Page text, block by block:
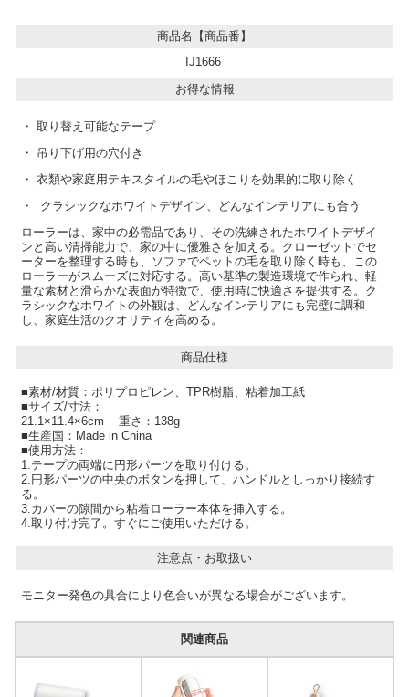
商品名【商品番】
IJ1666
お得な情報
・ 取り替え可能なテープ
・ 吊り下げ用の穴付き
・ 衣類や家庭用テキスタイルの毛やほこりを効果的に取り除く
・ クラシックなホワイトデザイン、どんなインテリアにも合う
ローラーは、家中の必需品であり、その洗練されたホワイトデザイ
ンと高い清掃能力で、家の中に優雅さを加える。クローゼットでセ
ーターを整理する時も、ソファでペットの毛を取り除く時も、この
ローラーがスムーズに対応する。高い基準の製造環境で作られ、軽
量な素材と滑らかな表面が特徴で、使用時に快適さを提供する。ク
ラシックなホワイトの外観は、どんなインテリアにも完璧に調和
し、家庭生活のクオリティを高める。
商品仕様
■素材/材質：ポリプロピレン、TPR樹脂、粘着加工紙
■サイズ/寸法：
21.1×11.4×6cm 重さ：138g
■生産国：Made in China
■使用方法：
1.テープの両端に円形パーツを取り付ける。
2.円形パーツの中央のボタンを押して、ハンドルとしっかり接続す
る。
3.カバーの隙間から粘着ローラー本体を挿入する。
4.取り付け完了。すぐにご使用いただける。
注意点・お取扱い
モニター発色の具合により色合いが異なる場合がございます。
関連商品